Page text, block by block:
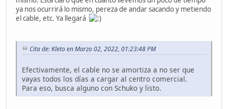
ya nos ocurrirá lo mismo, pereza de andar sacando y metiendo
el cable, etc. Ya llegará
Cita de: Kleto en Marzo 02, 2022, 01:23:48 PM
Efectivamente, el cable no se amortiza a no ser que
vayas todos los días a cargar al centro comercial.
Para eso, busca alguno con Schuko y listo.